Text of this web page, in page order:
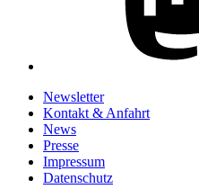
Newsletter
Kontakt & Anfahrt
News
Presse
Impressum
Datenschutz